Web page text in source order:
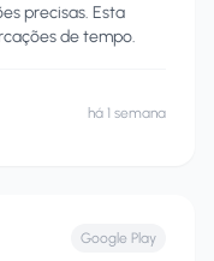
precisas. Esta
de tempo.
há 1 semana
Google Play